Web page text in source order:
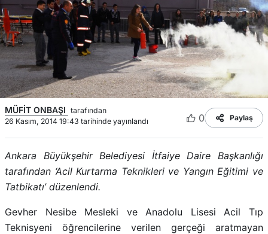
MÜFİT ONBAŞI tarafından
26 Kasım, 2014 19:43 tarihinde yayınlandı
0 Paylaş
Ankara Büyükşehir Belediyesi İtfaiye Daire Başkanlığı
tarafından ‘Acil Kurtarma Teknikleri ve Yangın Eğitimi ve
Tatbikatı’ düzenlendi.
Gevher Nesibe Mesleki ve Anadolu Lisesi Acil Tıp
Teknisyeni öğrencilerine verilen gerçeği aratmayan